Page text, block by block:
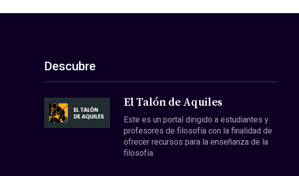
Descubre
El Talón de Aquiles
Este es un portal dirigido a estudiantes y
profesores de filosofía con la finalidad de
ofrecer recursos para la enseñanza de la
filosofía.